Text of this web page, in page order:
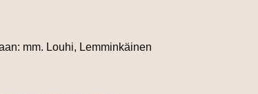
mm. Louhi, Lemminkäinen